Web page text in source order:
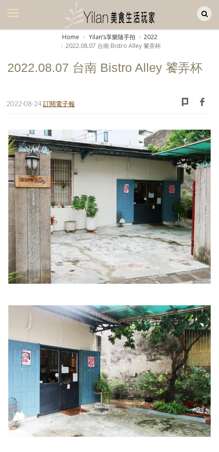
美食集
廚房集
旅遊美食集
生活風
書房集
日記簿
餐桌週記
享樂隨手拍
照相簿
影音區
創意出版服務
關於Yilan
個人著作
活動實況記錄
媒體報導一覽
合作與代言
訂閱電子報
Home Yilanʼs享樂隨手拍
2022
2022.08.07 台南 Bistro Alley 饕弄杯
2022.08.07 台南 Bistro Alley 饕弄杯
2022-08-24訂閱電子報